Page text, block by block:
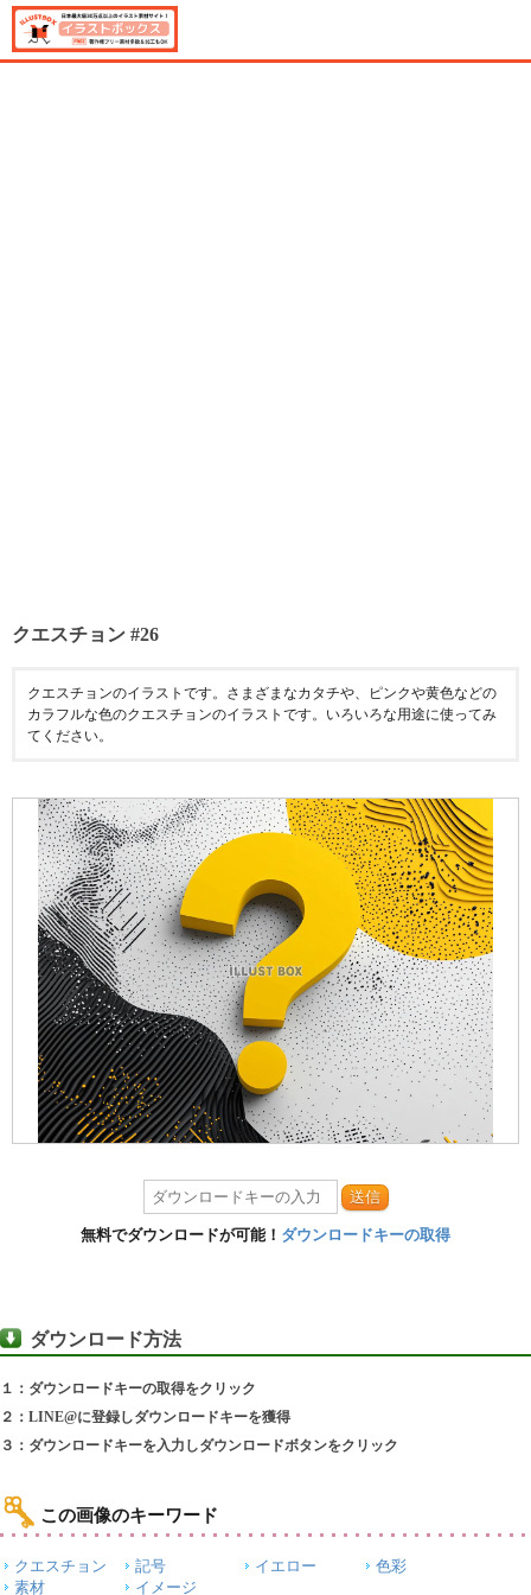
クエスチョン #26
クエスチョンのイラストです。さまざまなカタチや、ピンクや黄色などの
カラフルな色のクエスチョンのイラストです。いろいろな用途に使ってみ
てください。
送信
無料でダウンロードが可能！ ダウンロードキーの取得
ダウンロード方法
１：ダウンロードキーの取得をクリック
２：LINE@に登録しダウンロードキーを獲得
３：ダウンロードキーを入力しダウンロードボタンをクリック
この画像のキーワード
クエスチョン 記号 イエロー
色彩
素材
イメージ